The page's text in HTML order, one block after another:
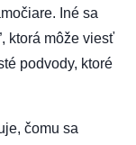
Iné sa
ktorá môže viesť
podvody, ktoré
čomu sa